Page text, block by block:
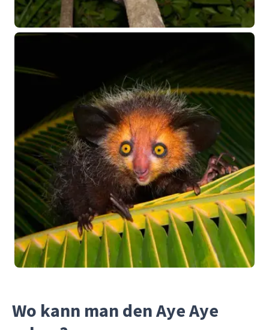
Wo kann man den Aye Aye